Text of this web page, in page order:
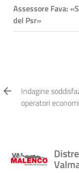
Assessore Fava:
del Psr»
Indagine
operatori